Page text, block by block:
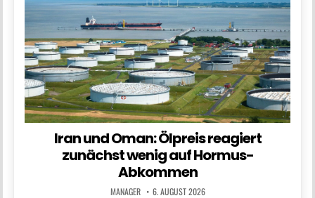
Iran und Oman: Ölpreis reagiert
zunächst wenig auf Hormus-
Abkommen
MANAGER 6. AUGUST 2026